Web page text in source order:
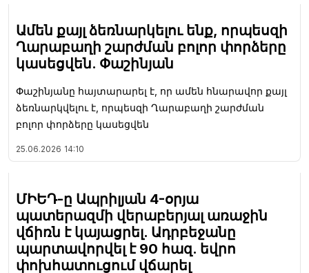
Ամեն քայլ ձեռնարկելու ենք, որպեսզի
Ղարաբաղի շարժման բոլոր փորձերը
կասեցվեն. Փաշինյան
Փաշինյանը հայտարարել է, որ ամեն հնարավոր քայլ
ձեռնարկվելու է, որպեսզի Ղարաբաղի շարժման
բոլոր փորձերը կասեցվեն
25.06.2026 14:10
ՄԻԵԴ-ը Ապրիլյան 4-օրյա
պատերազմի վերաբերյալ առաջին
վճիռն է կայացրել. Ադրբեջանը
պարտավորվել է 90 հազ. եվրո
փոխհատուցում վճարել